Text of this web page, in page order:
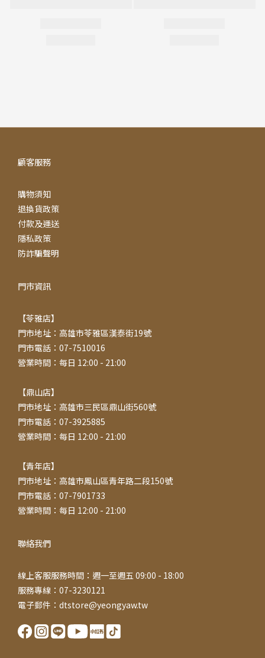
顧客服務
購物須知
退換貨政策
付款及運送
隱私政策
防詐騙聲明
門市資訊
【苓雅店】
門市地址：高雄市苓雅區漢泰街19號
門市電話：07-7510016
營業時間：每日 12:00 - 21:00
【鼎山店】
門市地址：高雄市三民區鼎山街560號
門市電話：07-3925885
營業時間：每日 12:00 - 21:00
【青年店】
門市地址：高雄市鳳山區青年路二段150號
門市電話：07-7901733
營業時間：每日 12:00 - 21:00
聯絡我們
線上客服服務時間：週一至週五 09:00 - 18:00
服務專線：07-3230121
電子郵件：dtstore@yeongyaw.tw